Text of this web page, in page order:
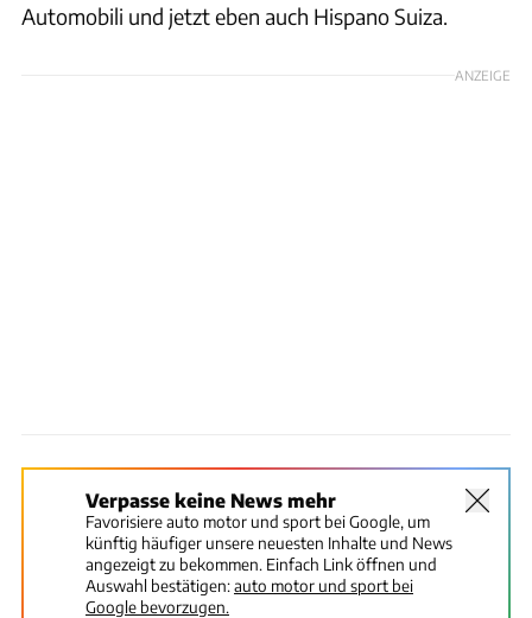
Automobili und jetzt eben auch Hispano Suiza.
ANZEIGE
Verpasse keine News mehr
Favorisiere auto motor und sport bei Google, um
künftig häufiger unsere neuesten Inhalte und News
angezeigt zu bekommen. Einfach Link öffnen und
Auswahl bestätigen:auto motor und sport bei
Google bevorzugen.